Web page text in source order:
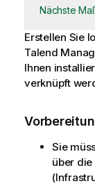
Nächste
Erstellen Sie
Talend
Ihnen
verknüpft
Sie
über